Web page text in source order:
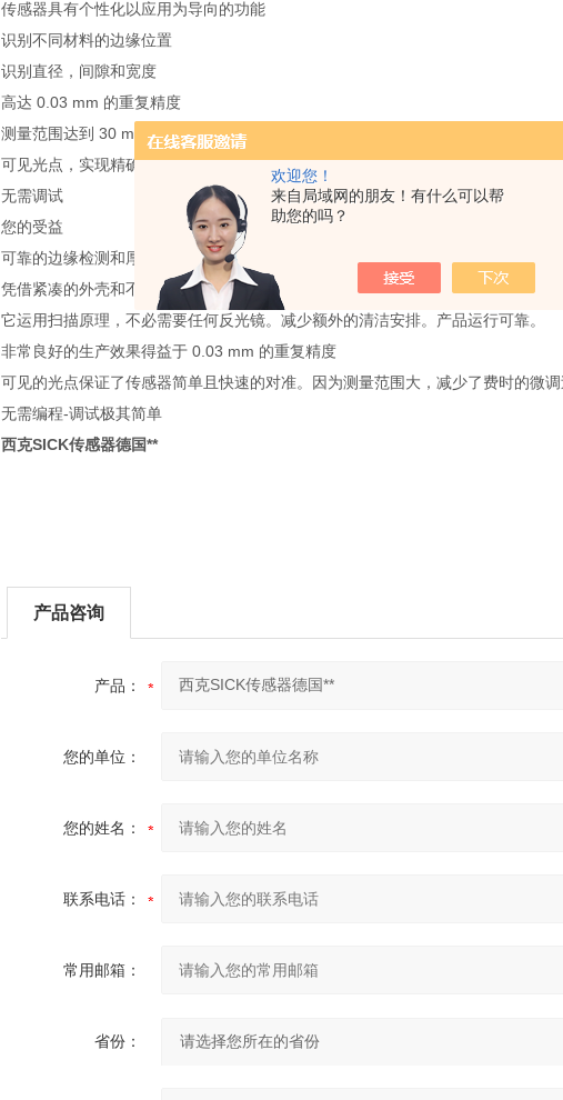
欢迎您！
来自局域网的朋友！有什么可以帮
助您的吗？
传感器具有个性化以应用为导向的功能
识别不同材料的边缘位置
识别直径，间隙和宽度
高达 0.03 mm 的重复精度
测量范围达到 30 mm
可见光点，实现精确的校准
无需调试
您的受益
可靠的边缘检测和厚度测量
凭借紧凑的外壳和不同的检测距离，此传感器可以简单且个性化集成到机器中
它运用扫描原理，不必需要任何反光镜。减少额外的清洁安排。产品运行可靠。
非常良好的生产效果得益于 0.03 mm 的重复精度
可见的光点保证了传感器简单且快速的对准。因为测量范围大，减少了费时的微调
无需编程-调试极其简单
西克SICK传感器德国**
产品咨询
产品：
您的单位：
您的姓名：
联系电话：
常用邮箱：
省份：